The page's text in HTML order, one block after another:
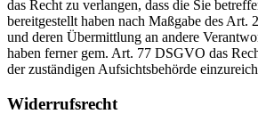
das Recht zu verlangen, dass die Sie
bereitgestellt haben nach Maßgabe des Art.
und deren Übermittlung an andere
haben ferner gem. Art. 77 DSGVO das
der zuständigen Aufsichtsbehörde
Widerrufsrecht